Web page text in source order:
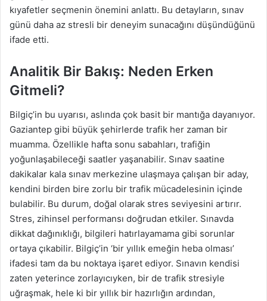
kıyafetler seçmenin önemini anlattı. Bu detayların, sınav
günü daha az stresli bir deneyim sunacağını düşündüğünü
ifade etti.
Analitik Bir Bakış: Neden Erken
Gitmeli?
Bilgiç’in bu uyarısı, aslında çok basit bir mantığa dayanıyor.
Gaziantep gibi büyük şehirlerde trafik her zaman bir
muamma. Özellikle hafta sonu sabahları, trafiğin
yoğunlaşabileceği saatler yaşanabilir. Sınav saatine
dakikalar kala sınav merkezine ulaşmaya çalışan bir aday,
kendini birden bire zorlu bir trafik mücadelesinin içinde
bulabilir. Bu durum, doğal olarak stres seviyesini artırır.
Stres, zihinsel performansı doğrudan etkiler. Sınavda
dikkat dağınıklığı, bilgileri hatırlayamama gibi sorunlar
ortaya çıkabilir. Bilgiç’in ‘bir yıllık emeğin heba olması’
ifadesi tam da bu noktaya işaret ediyor. Sınavın kendisi
zaten yeterince zorlayıcıyken, bir de trafik stresiyle
uğraşmak, hele ki bir yıllık bir hazırlığın ardından,